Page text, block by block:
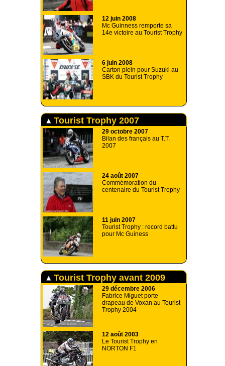
12 juin 2008
Mc Guinness remporte sa
14e victoire au Tourist Trophy
6 juin 2008
Carton plein pour Suzuki au
SBK du Tourist Trophy
Tourist Trophy 2007
29 octobre 2007
Bilan des français au T.T.
2007
24 août 2007
Commémoration du
centenaire du Tourist Trophy
11 juin 2007
Tourist Trophy : record battu
pour Mc Guiness
Tourist Trophy avant 2009
29 décembre 2006
Fabrice Miguet porte
drapeau de Voxan au Tourist
Trophy 2004
12 août 2003
Le Tourist Trophy en
NORTON F1